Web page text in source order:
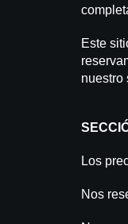
Este
nuestro
Los
Nos